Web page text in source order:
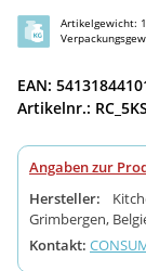
Artikelgewicht:
EAN:
Artikelnr.:
Angaben zur
Hersteller:
Grimbergen,
Kontakt: